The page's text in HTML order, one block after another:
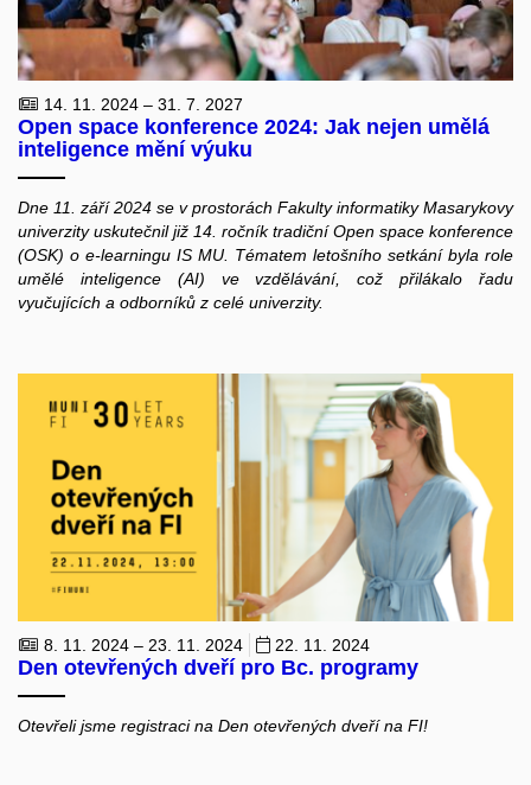
14. 11. 2024 – 31. 7. 2027
Open space konference 2024: Jak nejen umělá
inteligence mění výuku
Dne 11. září 2024 se v prostorách Fakulty informatiky Masarykovy
univerzity uskutečnil již 14. ročník tradiční Open space konference
(OSK) o e-learningu IS MU. Tématem letošního setkání byla role
umělé inteligence (AI) ve vzdělávání, což přilákalo řadu
vyučujících a odborníků z celé univerzity.
8. 11. 2024 – 23. 11. 2024 22. 11. 2024
Den otevřených dveří pro Bc. programy
Otevřeli jsme registraci na Den otevřených dveří na FI!